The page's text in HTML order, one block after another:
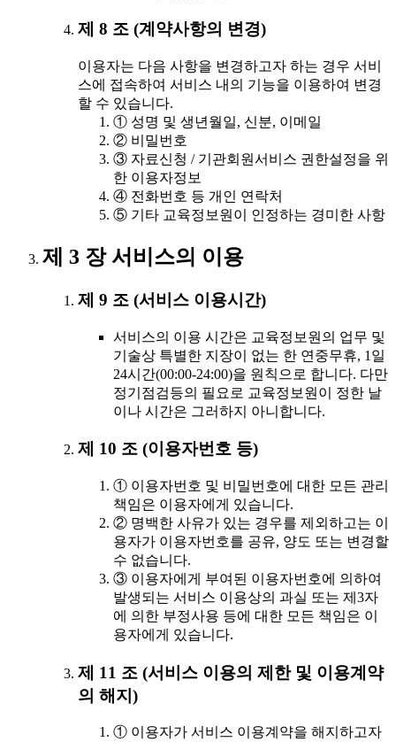
제 8 조 (계약사항의 변경)
이용자는 다음 사항을 변경하고자 하는 경우 서비
스에 접속하여 서비스 내의 기능을 이용하여 변경
할 수 있습니다.
① 성명 및 생년월일, 신분, 이메일
② 비밀번호
③ 자료신청 / 기관회원서비스 권한설정을 위
한 이용자정보
④ 전화번호 등 개인 연락처
⑤ 기타 교육정보원이 인정하는 경미한 사항
제 3 장 서비스의 이용
제 9 조 (서비스 이용시간)
서비스의 이용 시간은 교육정보원의 업무 및
기술상 특별한 지장이 없는 한 연중무휴, 1일
24시간(00:00-24:00)을 원칙으로 합니다. 다만
정기점검등의 필요로 교육정보원이 정한 날
이나 시간은 그러하지 아니합니다.
제 10 조 (이용자번호 등)
① 이용자번호 및 비밀번호에 대한 모든 관리
책임은 이용자에게 있습니다.
② 명백한 사유가 있는 경우를 제외하고는 이
용자가 이용자번호를 공유, 양도 또는 변경할
수 없습니다.
③ 이용자에게 부여된 이용자번호에 의하여
발생되는 서비스 이용상의 과실 또는 제3자
에 의한 부정사용 등에 대한 모든 책임은 이
용자에게 있습니다.
제 11 조 (서비스 이용의 제한 및 이용계약
의 해지)
① 이용자가 서비스 이용계약을 해지하고자